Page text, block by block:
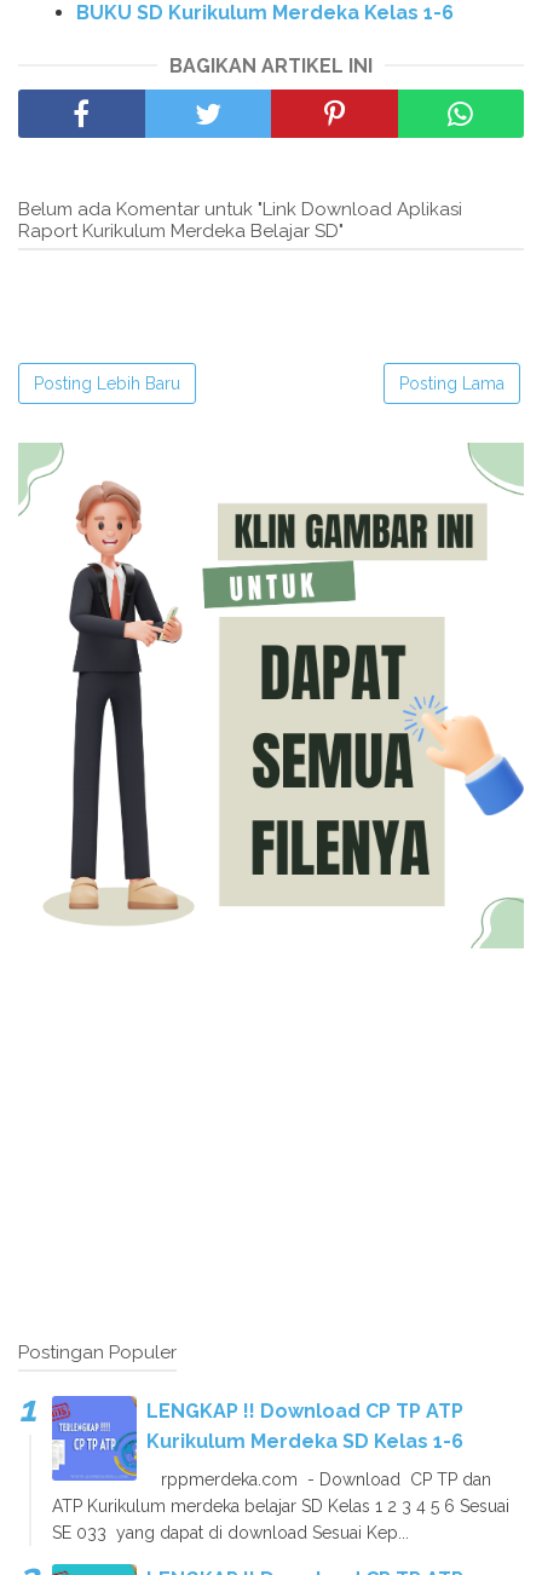
BUKU SD Kurikulum Merdeka Kelas 1-6
BAGIKAN ARTIKEL INI
Belum ada Komentar untuk "Link Download Aplikasi
Raport Kurikulum Merdeka Belajar SD"
Posting Lebih Baru Posting Lama
Postingan Populer
LENGKAP !! Download CP TP ATP
Kurikulum Merdeka SD Kelas 1-6
rppmerdeka.com - Download CP TP dan
ATP Kurikulum merdeka belajar SD Kelas 1 2 3 4 5 6 Sesuai
SE 033 yang dapat di download Sesuai Kep...